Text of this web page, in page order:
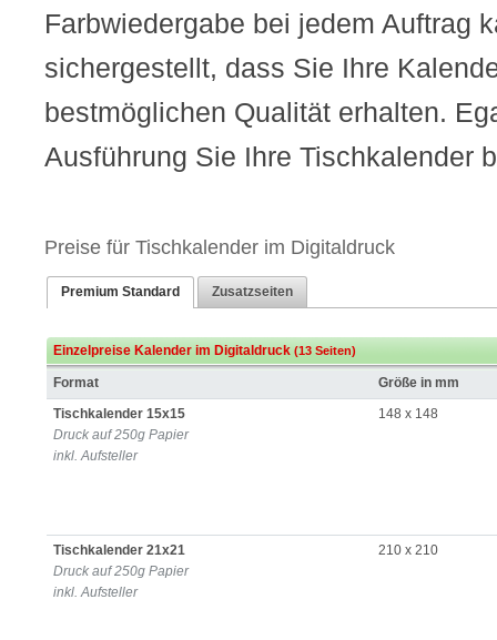
Farbwiedergabe bei jedem Auftrag
sichergestellt, dass Sie Ihre
bestmöglichen Qualität erhalten.
Ausführung Sie Ihre Tischkalender
Preise für Tischkalender im Digitaldruck
Premium Standard Zusatzseiten
Einzelpreise Kalender im Digitaldruck(13 Seiten)
Format
Größe in mm
Tischkalender 15x15
Druck auf 250g Papier
inkl. Aufsteller
148 x 148
Tischkalender 21x21
Druck auf 250g Papier
inkl. Aufsteller
210 x 210